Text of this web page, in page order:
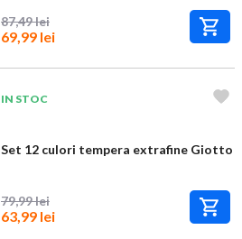
87,49 lei
69,99 lei
IN STOC
Set 12 culori tempera extrafine Giotto
79,99 lei
63,99 lei